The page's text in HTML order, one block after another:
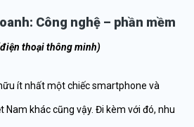
Công nghệ – phần mềm
thoại thông minh)
ít nhất một chiếc smartphone và
Nam khác cũng vậy. Đi kèm với đó, nhu